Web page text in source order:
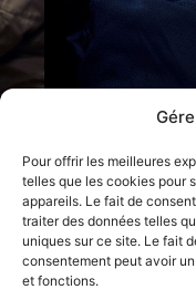
Pour offrir les meilleures
telles que les cookies pour
appareils. Le fait de
traiter des données telles
uniques sur ce site. Le fait
consentement peut avoir
et fonctions.